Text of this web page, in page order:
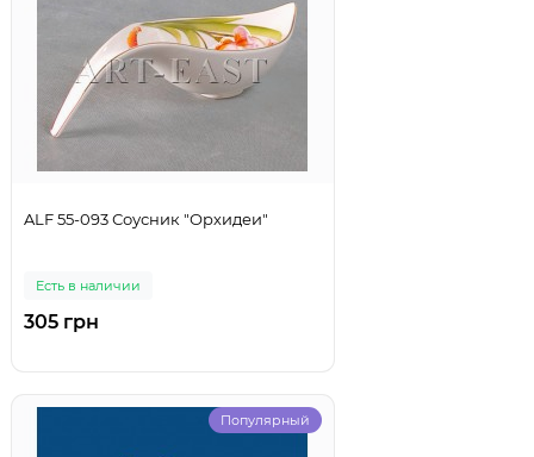
ALF 55-093 Соусник "Орхидеи"
Есть в наличии
305 грн
Популярный